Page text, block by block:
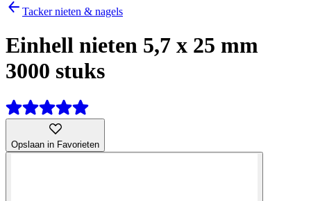
Tacker nieten & nagels
Einhell nieten 5,7 x 25 mm
3000 stuks
Opslaan in Favorieten